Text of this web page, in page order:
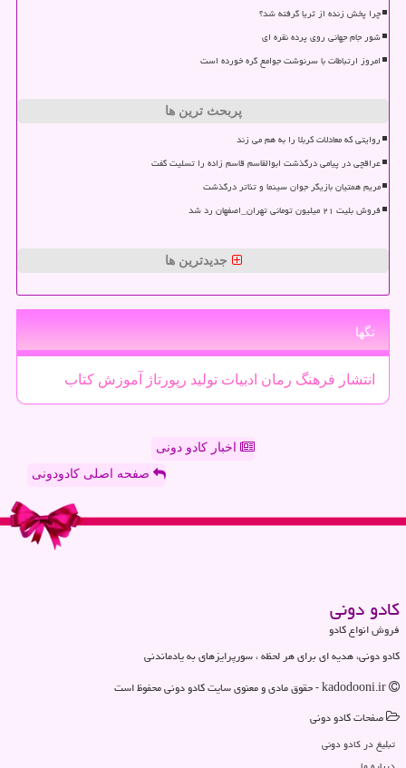
چرا پخش زنده از ثریا گرفته شد؟
شور جام جهانی روی پرده نقره ای
امروز ارتباطات با سرنوشت جوامع گره خورده است
پربحث ترین ها
روایتی که معادلات کربلا را به هم می زند
عراقچی در پیامی درگذشت ابوالقاسم قاسم زاده را تسلیت گفت
مریم همتیان بازیگر جوان سینما و تئاتر درگذشت
فروش بلیت ۲۱ میلیون تومانی تهران_اصفهان رد شد
جدیدترین ها
تگها
انتشار فرهنگ رمان ادبیات تولید رپورتاژ آموزش كتاب
اخبار کادو دونی
صفحه اصلی کادودونی
كادو دونی
فروش انواع کادو
کادو دونی، هدیه ای برای هر لحظه ، سورپرایزهای به یادماندنی
صفحات كادو دونی
تبلیغ در كادو دونی